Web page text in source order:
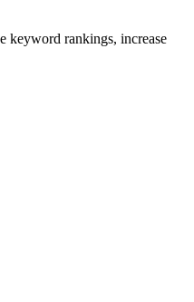
keyword rankings, increase